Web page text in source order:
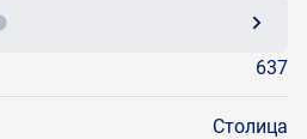
637
Столица